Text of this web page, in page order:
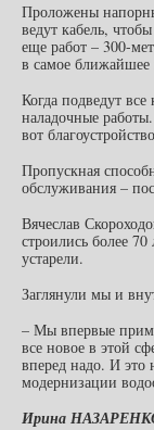
Проложены
ведут кабель,
еще работ – 300-
в самое ближайшее
Когда подведут
наладочные
вот
Пропускная
обслуживания –
Вячеслав
строились более
устарели.
Заглянули мы и
– Мы впервые
все новое в этой
вперед надо. И
модернизации
Ирина